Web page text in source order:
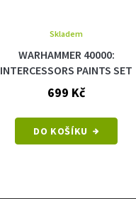
WARHAMMER 40000:
INTERCESSORS PAINTS SET
Skladem
699 Kč
DO KOŠÍKU